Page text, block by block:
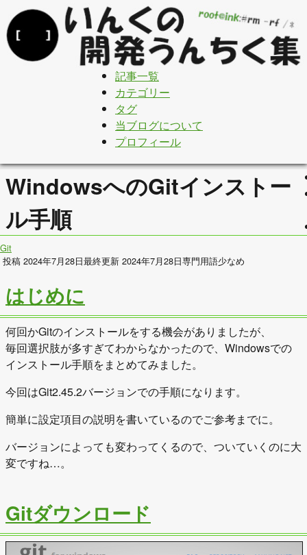
記事一覧
カテゴリー
タグ
当ブログについて
プロフィール
WindowsへのGitインストー
ル手順
Git
投稿 2024年7月28日最終更新 2024年7月28日専門用語少なめ
はじめに
何回かGitのインストールをする機会がありましたが、
毎回選択肢が多すぎてわからなかったので、Windowsでの
インストール手順をまとめてみました。
今回はGit2.45.2バージョンでの手順になります。
簡単に設定項目の説明を書いているのでご参考までに。
バージョンによっても変わってくるので、ついていくのに大
変ですね…。
Gitダウンロード